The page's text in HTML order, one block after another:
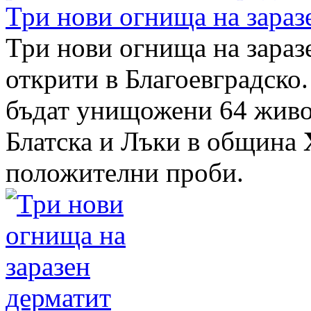
Три нови огнища на
Три нови огнища на
открити в
бъдат унищожени 64
Блатска и Лъки в община
положителни проби.